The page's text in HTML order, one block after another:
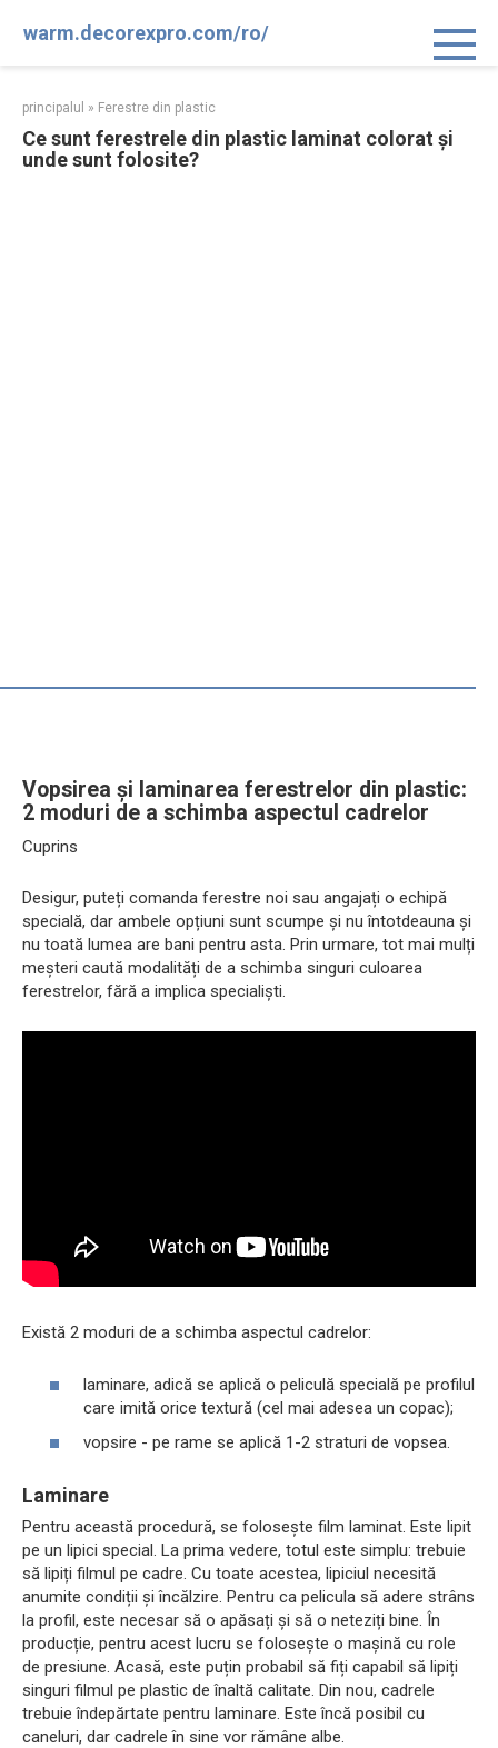
warm.decorexpro.com/ro/
principalul » Ferestre din plastic
Ce sunt ferestrele din plastic laminat colorat și
unde sunt folosite?
Vopsirea și laminarea ferestrelor din plastic:
2 moduri de a schimba aspectul cadrelor
Cuprins
Desigur, puteți comanda ferestre noi sau angajați o echipă
specială, dar ambele opțiuni sunt scumpe și nu întotdeauna și
nu toată lumea are bani pentru asta. Prin urmare, tot mai mulți
meșteri caută modalități de a schimba singuri culoarea
ferestrelor, fără a implica specialiști.
Există 2 moduri de a schimba aspectul cadrelor:
laminare, adică se aplică o peliculă specială pe profilul
care imită orice textură (cel mai adesea un copac);
vopsire - pe rame se aplică 1-2 straturi de vopsea.
Laminare
Pentru această procedură, se folosește film laminat. Este lipit
pe un lipici special. La prima vedere, totul este simplu: trebuie
să lipiți filmul pe cadre. Cu toate acestea, lipiciul necesită
anumite condiții și încălzire. Pentru ca pelicula să adere strâns
la profil, este necesar să o apăsați și să o neteziți bine. În
producție, pentru acest lucru se folosește o mașină cu role
de presiune. Acasă, este puțin probabil să fiți capabil să lipiți
singuri filmul pe plastic de înaltă calitate. Din nou, cadrele
trebuie îndepărtate pentru laminare. Este încă posibil cu
caneluri, dar cadrele în sine vor rămâne albe.